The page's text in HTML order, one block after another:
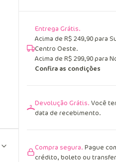
Entrega Grátis.
Acima de R$ 249,90 para
Centro Oeste.
Acima de R$ 299,90 para
Confira as condições
Devolução Grátis. Você
data de recebimento.
Compra segura. Pague
crédito, boleto ou